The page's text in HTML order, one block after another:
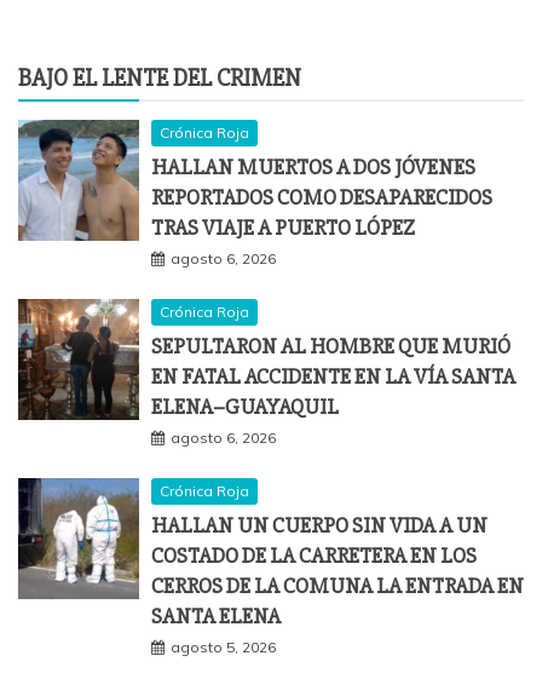
BAJO EL LENTE DEL CRIMEN
Crónica Roja
HALLAN MUERTOS A DOS JÓVENES
REPORTADOS COMO DESAPARECIDOS
TRAS VIAJE A PUERTO LÓPEZ
agosto 6, 2026
Crónica Roja
SEPULTARON AL HOMBRE QUE MURIÓ
EN FATAL ACCIDENTE EN LA VÍA SANTA
ELENA–GUAYAQUIL
agosto 6, 2026
Crónica Roja
HALLAN UN CUERPO SIN VIDA A UN
COSTADO DE LA CARRETERA EN LOS
CERROS DE LA COMUNA LA ENTRADA EN
SANTA ELENA
agosto 5, 2026